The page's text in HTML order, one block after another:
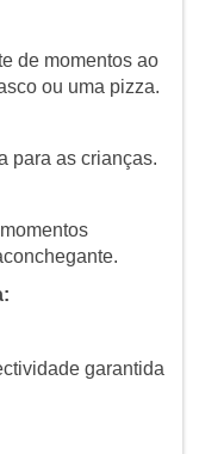
de momentos ao
ou uma pizza.
para as crianças.
garantida